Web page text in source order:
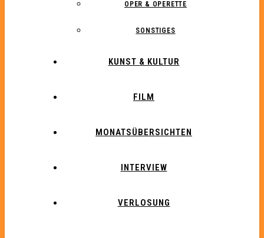
OPER & OPERETTE
SONSTIGES
KUNST & KULTUR
FILM
MONATSÜBERSICHTEN
INTERVIEW
VERLOSUNG